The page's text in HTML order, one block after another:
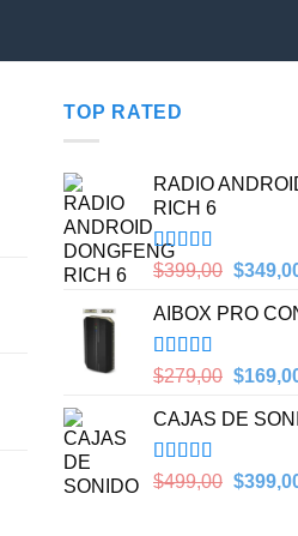
TOP RATED
RADIO
RICH 6
Valorado en
$399,00 Original
was:
$
AIBOX PRO
Valorado en
$279,00 Original
was:
$
CAJAS DE
Valorado en
$499,00 Original
$